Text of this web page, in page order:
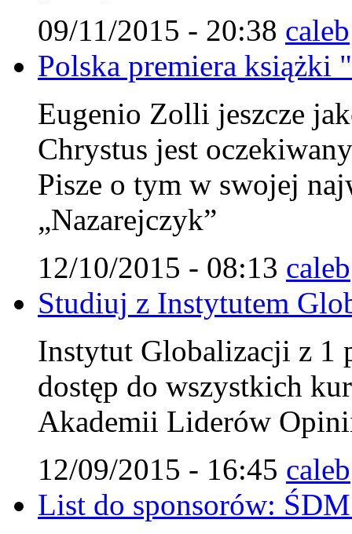
09/11/2015 - 20:38 caleb
Polska premiera
Eugenio Zolli jeszcze
Chrystus jest
Pisze o tym w swojej
„Nazarejczyk”
12/10/2015 - 08:13 caleb
Studiuj z Instytutem
Instytut Globalizacji z 1
dostęp do wszystkich
Akademii Liderów
12/09/2015 - 16:45 caleb
List do sponsorów: